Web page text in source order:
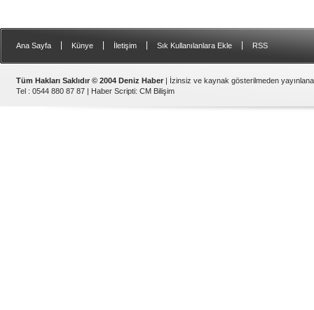
Ana Sayfa Künye İletişim Sık Kullanılanlara Ekle RSS
Tüm Hakları Saklıdır © 2004 Deniz Haber | İzinsiz ve kaynak gösterilmeden
Tel : 0544 880 87 87 | Haber Scripti: CM Bilişim